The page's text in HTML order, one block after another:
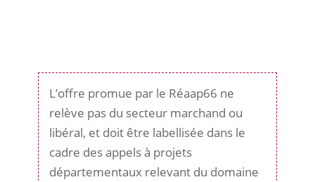
L’offre promue par le Réaap66 ne
relève pas du secteur marchand ou
libéral, et doit être labellisée dans le
cadre des appels à projets
départementaux relevant du domaine